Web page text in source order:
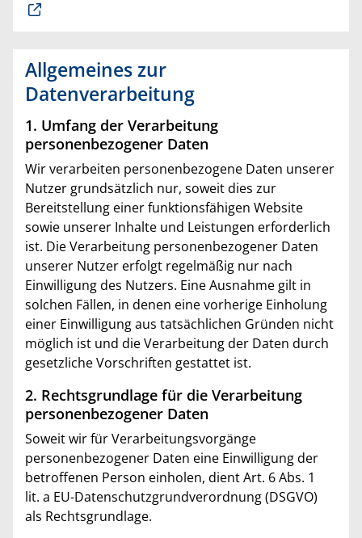
Allgemeines zur
Datenverarbeitung
1. Umfang der Verarbeitung
personenbezogener Daten
Wir verarbeiten personenbezogene Daten unserer
Nutzer grundsätzlich nur, soweit dies zur
Bereitstellung einer funktionsfähigen Website
sowie unserer Inhalte und Leistungen erforderlich
ist. Die Verarbeitung personenbezogener Daten
unserer Nutzer erfolgt regelmäßig nur nach
Einwilligung des Nutzers. Eine Ausnahme gilt in
solchen Fällen, in denen eine vorherige Einholung
einer Einwilligung aus tatsächlichen Gründen nicht
möglich ist und die Verarbeitung der Daten durch
gesetzliche Vorschriften gestattet ist.
2. Rechtsgrundlage für die Verarbeitung
personenbezogener Daten
Soweit wir für Verarbeitungsvorgänge
personenbezogener Daten eine Einwilligung der
betroffenen Person einholen, dient Art. 6 Abs. 1
lit. a EU-Datenschutzgrundverordnung (DSGVO)
als Rechtsgrundlage.